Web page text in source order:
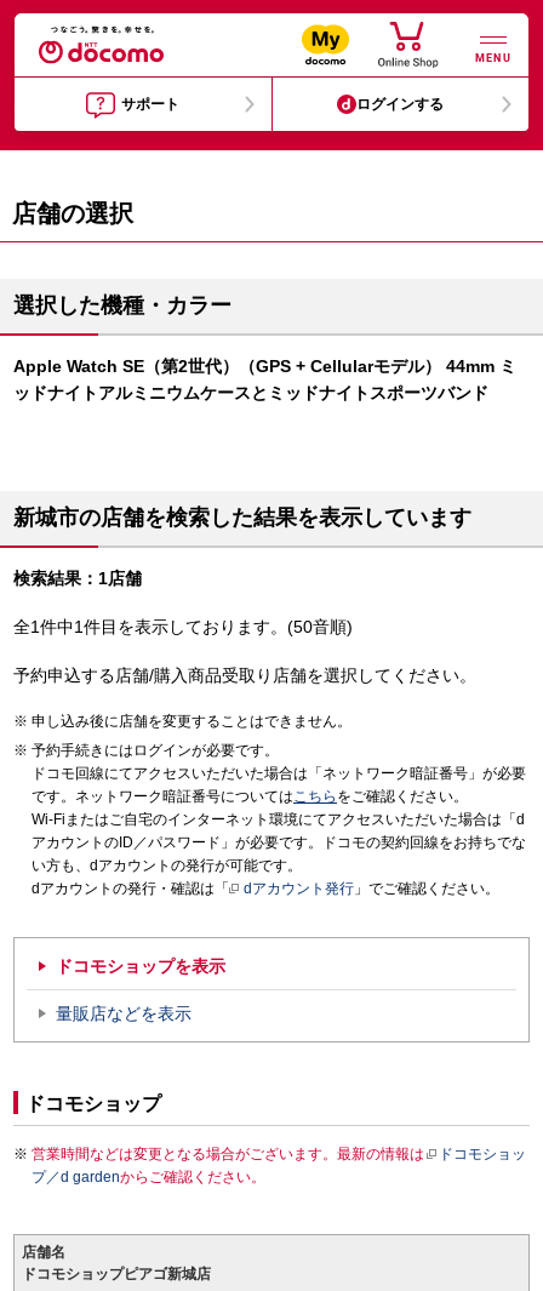
MENU
サポート ログインする
店舗の選択
選択した機種・カラー
Apple Watch SE（第2世代）（GPS + Cellularモデル） 44mm ミ
ッドナイトアルミニウムケースとミッドナイトスポーツバンド
新城市の店舗を検索した結果を表示しています
検索結果：1店舗
全1件中1件目を表示しております。(50音順)
予約申込する店舗/購入商品受取り店舗を選択してください。
申し込み後に店舗を変更することはできません。
予約手続きにはログインが必要です。
ドコモ回線にてアクセスいただいた場合は「ネットワーク暗証番号」が必要
です。ネットワーク暗証番号についてはこちら をご確認ください。
Wi-Fiまたはご自宅のインターネット環境にてアクセスいただいた場合は「d
アカウントのID／パスワード」が必要です。ドコモの契約回線をお持ちでな
い方も、dアカウントの発行が可能です。
dアカウントの発行・確認は「
dアカウント発行 」でご確認ください。
ドコモショップを表示
量販店などを表示
ドコモショップ
営業時間などは変更となる場合がございます。最新の情報は
ドコモショッ
プ／d gardenからご確認ください。
店舗名
ドコモショップピアゴ新城店